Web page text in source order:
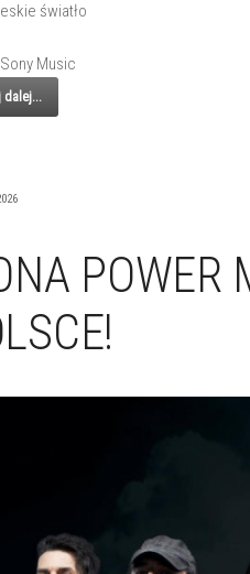
światło
Music
dalej...
POWER